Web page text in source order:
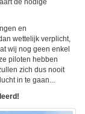
de nodige
en
wettelijk verplicht,
wij nog geen enkel
piloten hebben
zich dus nooit
in te gaan...